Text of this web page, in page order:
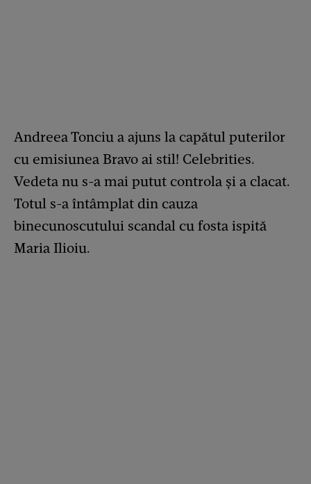
Andreea Tonciu a ajuns la capătul puterilor
cu emisiunea Bravo ai stil! Celebrities.
Vedeta nu s-a mai putut controla și a clacat.
Totul s-a întâmplat din cauza
binecunoscutului scandal cu fosta ispită
Maria Ilioiu.